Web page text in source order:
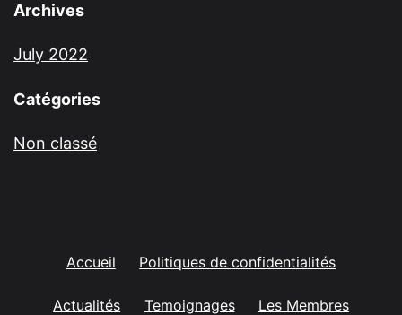
Archives
July 2022
Catégories
Non classé
Accueil Politiques de confidentialités
Actualités Temoignages Les Membres